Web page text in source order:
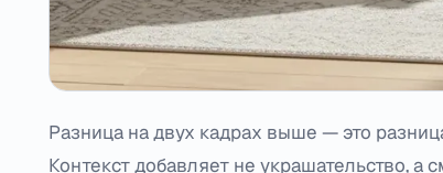
Разница на двух кадрах выше — это
Контекст добавляет не украшательство,